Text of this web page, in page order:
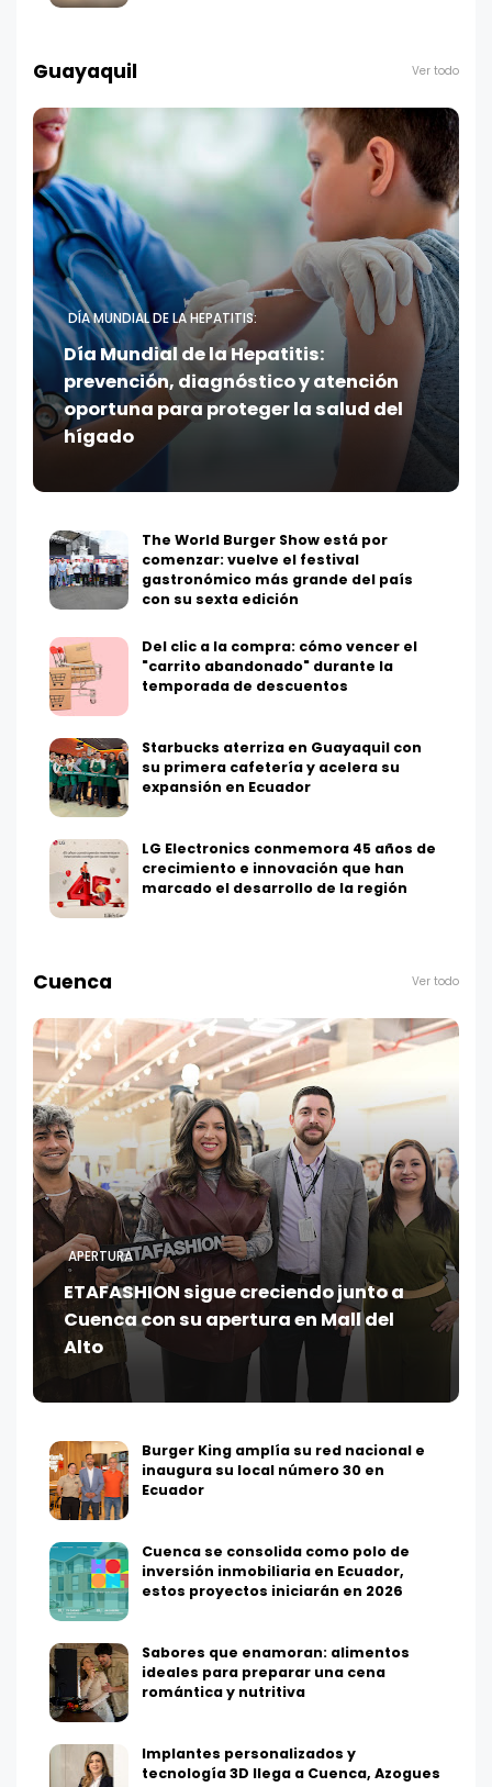
Guayaquil Ver todo
DÍA MUNDIAL DE LA HEPATITIS:
Día Mundial de la Hepatitis:
prevención, diagnóstico y atención
oportuna para proteger la salud del
hígado
The World Burger Show está por
comenzar: vuelve el festival
gastronómico más grande del país
con su sexta edición
Del clic a la compra: cómo vencer el
"carrito abandonado" durante la
temporada de descuentos
Starbucks aterriza en Guayaquil con
su primera cafetería y acelera su
expansión en Ecuador
LG Electronics conmemora 45 años de
crecimiento e innovación que han
marcado el desarrollo de la región
Cuenca Ver todo
APERTURA
ETAFASHION sigue creciendo junto a
Cuenca con su apertura en Mall del
Alto
Burger King amplía su red nacional e
inaugura su local número 30 en
Ecuador
Cuenca se consolida como polo de
inversión inmobiliaria en Ecuador,
estos proyectos iniciarán en 2026
Sabores que enamoran: alimentos
ideales para preparar una cena
romántica y nutritiva
Implantes personalizados y
tecnología 3D llega a Cuenca, Azogues